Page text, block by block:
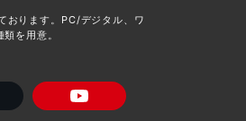
おります。PC/デジタル、ワ
を用意。